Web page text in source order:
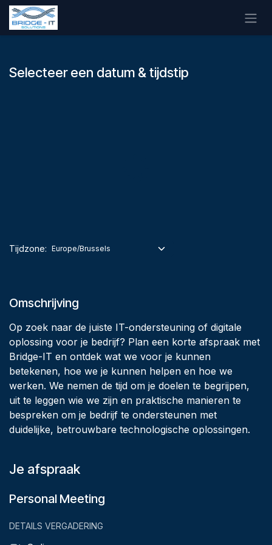
Overslaan naar inhoud
Selecteer een datum & tijdstip
Tijdzone:
Omschrijving
Op zoek naar de juiste IT-ondersteuning of digitale
oplossing voor je bedrijf? Plan een korte afspraak met
Bridge-IT en ontdek wat we voor je kunnen
betekenen, hoe we je kunnen helpen en hoe we
werken. We nemen de tijd om je doelen te begrijpen,
uit te leggen wie we zijn en praktische manieren te
bespreken om je bedrijf te ondersteunen met
duidelijke, betrouwbare technologische oplossingen.
Je afspraak
Personal Meeting
DETAILS VERGADERING